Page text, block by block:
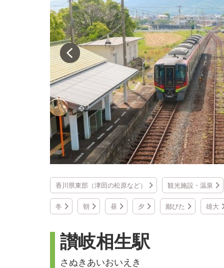
香川県東部（津田の松原など） 観光施設・温泉
冬 朝 昼 夕 鄙びた 雄大
讃岐相生駅
さぬきあいおいえき